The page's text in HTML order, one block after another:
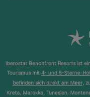
Iberostar Beachfront Resorts ist
Tourismus mit 4- und 5-Sterne-
befinden sich direkt am Meer,
Kreta, Marokko, Tunesien,